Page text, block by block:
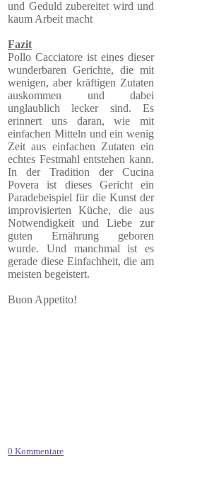
und Geduld zubereitet wird und
kaum Arbeit macht
Fazit
Pollo Cacciatore ist eines dieser
wunderbaren Gerichte, die mit
wenigen, aber kräftigen Zutaten
auskommen und dabei
unglaublich lecker sind. Es
erinnert uns daran, wie mit
einfachen Mitteln und ein wenig
Zeit aus einfachen Zutaten ein
echtes Festmahl entstehen kann.
In der Tradition der Cucina
Povera ist dieses Gericht ein
Paradebeispiel für die Kunst der
improvisierten Küche, die aus
Notwendigkeit und Liebe zur
guten Ernährung geboren
wurde. Und manchmal ist es
gerade diese Einfachheit, die am
meisten begeistert.
Buon Appetito!
0 Kommentare